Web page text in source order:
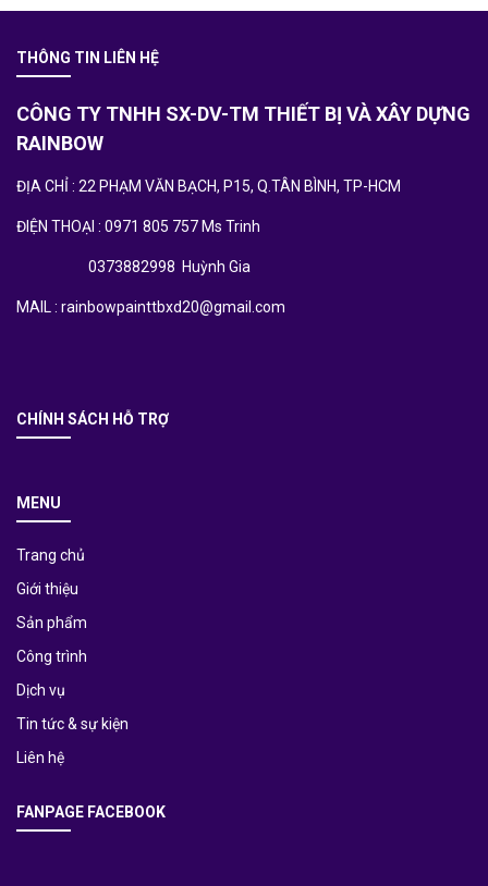
THÔNG TIN LIÊN HỆ
CÔNG TY TNHH SX-DV-TM THIẾT BỊ VÀ XÂY DỰNG
RAINBOW
ĐỊA CHỈ : 22 PHẠM VĂN BẠCH, P15, Q.TÂN BÌNH, TP-HCM
ĐIỆN THOẠI : 0971 805 757 Ms Trinh
0373882998 Huỳnh Gia
MAIL : rainbowpainttbxd20@gmail.com
CHÍNH SÁCH HỖ TRỢ
MENU
Trang chủ
Giới thiệu
Sản phẩm
Công trình
Dịch vụ
Tin tức & sự kiện
Liên hệ
FANPAGE FACEBOOK